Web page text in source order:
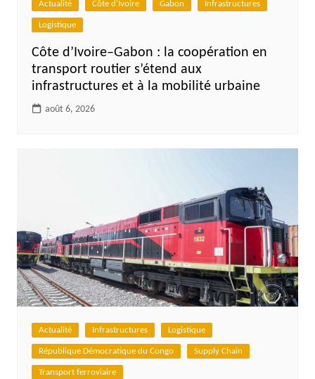
Actualité Côte d'Ivoire Gabon Infrastructures
Logistique
Côte d’Ivoire–Gabon : la coopération en
transport routier s’étend aux
infrastructures et à la mobilité urbaine
août 6, 2026
Actualité Infrastructures Logistique
République Démocratique du Congo Supply Chain
Transport ferroviaire